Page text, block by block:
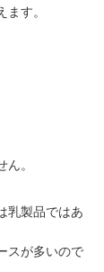
す。
。
乳製品ではあ
スが多いので